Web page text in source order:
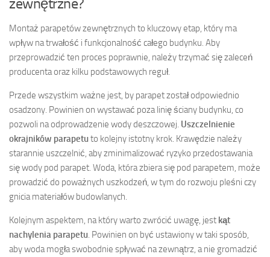
Montaż parapetów zewnętrznych to kluczowy etap, który ma
wpływ na trwałość i funkcjonalność całego budynku. Aby
przeprowadzić ten proces poprawnie, należy trzymać się zaleceń
producenta oraz kilku podstawowych reguł.
Przede wszystkim ważne jest, by parapet został odpowiednio
osadzony. Powinien on wystawać poza linię ściany budynku, co
pozwoli na odprowadzenie wody deszczowej. Uszczelnienie
okrajników parapetuto kolejny istotny krok. Krawędzie należy
starannie uszczelnić, aby zminimalizować ryzyko przedostawania
się wody pod parapet. Woda, która zbiera się pod parapetem, może
prowadzić do poważnych uszkodzeń, w tym do rozwoju pleśni czy
gnicia materiałów budowlanych.
Kolejnym aspektem, na który warto zwrócić uwagę, jest kąt
nachylenia parapetu. Powinien on być ustawiony w taki sposób,
aby woda mogła swobodnie spływać na zewnątrz, a nie gromadzić